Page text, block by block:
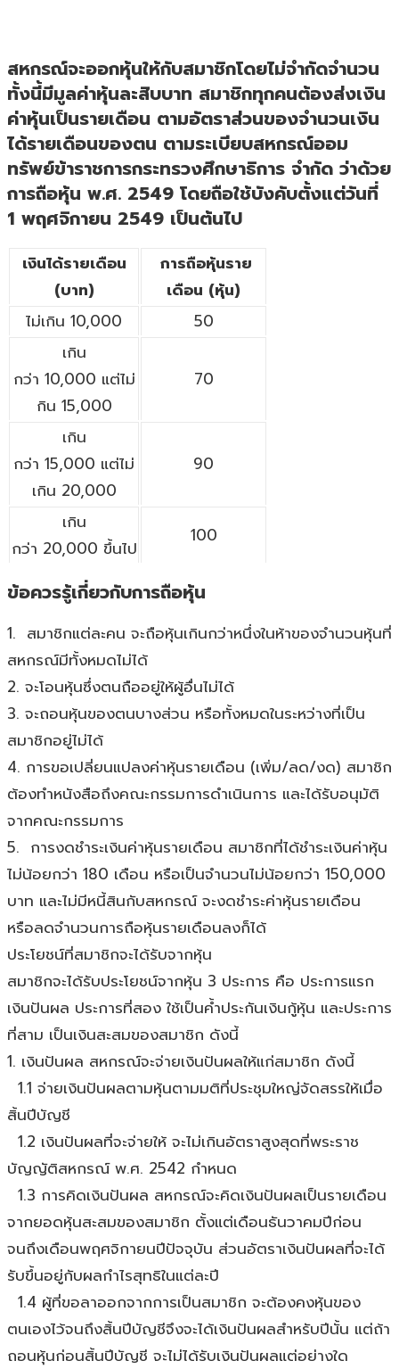
สหกรณ์จะออกหุ้นให้กับสมาชิกโดยไม่จำกัดจำนวน
ทั้งนี้มีมูลค่าหุ้นละสิบบาท สมาชิกทุกคนต้องส่งเงิน
ค่าหุ้นเป็นรายเดือน ตามอัตราส่วนของจำนวนเงิน
ได้รายเดือนของตน ตามระเบียบสหกรณ์ออม
ทรัพย์ข้าราชการกระทรวงศึกษาธิการ จำกัด ว่าด้วย
การถือหุ้น พ.ศ. 2549 โดยถือใช้บังคับตั้งแต่วันที่
1 พฤศจิกายน 2549 เป็นต้นไป
เงินได้รายเดือน
(บาท)
การถือหุ้นราย
เดือน (หุ้น)
ไม่เกิน 10,000
50
เกิน
กว่า 10,000 แต่ไม่
กิน 15,000
70
เกิน
กว่า 15,000 แต่ไม่
เกิน 20,000
90
เกิน
กว่า 20,000 ขึ้นไป
100
ข้อควรรู้เกี่ยวกับการถือหุ้น
1. สมาชิกแต่ละคน จะถือหุ้นเกินกว่าหนึ่งในห้าของจำนวนหุ้นที่
สหกรณ์มีทั้งหมดไม่ได้
2. จะโอนหุ้นซึ่งตนถืออยู่ให้ผู้อื่นไม่ได้
3. จะถอนหุ้นของตนบางส่วน หรือทั้งหมดในระหว่างที่เป็น
สมาชิกอยู่ไม่ได้
4. การขอเปลี่ยนแปลงค่าหุ้นรายเดือน (เพิ่ม/ลด/งด) สมาชิก
ต้องทำหนังสือถึงคณะกรรมการดำเนินการ และได้รับอนุมัติ
จากคณะกรรมการ
5. การงดชำระเงินค่าหุ้นรายเดือน สมาชิกที่ได้ชำระเงินค่าหุ้น
ไม่น้อยกว่า 180 เดือน หรือเป็นจำนวนไม่น้อยกว่า 150,000
บาท และไม่มีหนี้สินกับสหกรณ์ จะงดชำระค่าหุ้นรายเดือน
หรือลดจำนวนการถือหุ้นรายเดือนลงก็ได้
ประโยชน์ที่สมาชิกจะได้รับจากหุ้น
สมาชิกจะได้รับประโยชน์จากหุ้น 3 ประการ คือ ประการแรก
เงินปันผล ประการที่สอง ใช้เป็นค้ำประกันเงินกู้หุ้น และประการ
ที่สาม เป็นเงินสะสมของสมาชิก ดังนี้
1. เงินปันผล สหกรณ์จะจ่ายเงินปันผลให้แก่สมาชิก ดังนี้
1.1 จ่ายเงินปันผลตามหุ้นตามมติที่ประชุมใหญ่จัดสรรให้เมื่อ
สิ้นปีบัญชี
1.2 เงินปันผลที่จะจ่ายให้ จะไม่เกินอัตราสูงสุดที่พระราช
บัญญัติสหกรณ์ พ.ศ. 2542 กำหนด
1.3 การคิดเงินปันผล สหกรณ์จะคิดเงินปันผลเป็นรายเดือน
จากยอดหุ้นสะสมของสมาชิก ตั้งแต่เดือนธันวาคมปีก่อน
จนถึงเดือนพฤศจิกายนปีปัจจุบัน ส่วนอัตราเงินปันผลที่จะได้
รับขึ้นอยู่กับผลกำไรสุทธิในแต่ละปี
1.4 ผู้ที่ขอลาออกจากการเป็นสมาชิก จะต้องคงหุ้นของ
ตนเองไว้จนถึงสิ้นปีบัญชีจึงจะได้เงินปันผลสำหรับปีนั้น แต่ถ้า
ถอนหุ้นก่อนสิ้นปีบัญชี จะไม่ได้รับเงินปันผลแต่อย่างใด